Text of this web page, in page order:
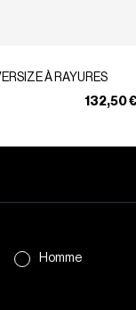
À RAYURES
132,50 €
Homme